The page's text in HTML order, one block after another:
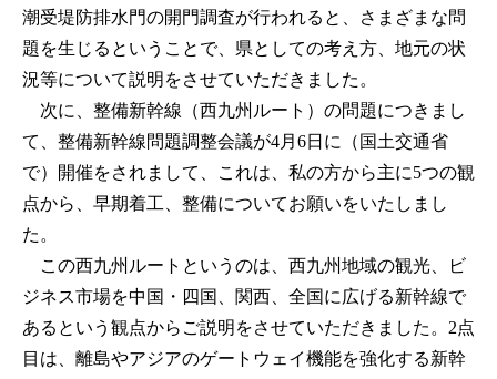
潮受堤防排水門の開門調査が行われると、さまざまな問
題を生じるということで、県としての考え方、地元の状
況等について説明をさせていただきました。
次に、整備新幹線（西九州ルート）の問題につきまし
て、整備新幹線問題調整会議が4月6日に（国土交通省
で）開催をされまして、これは、私の方から主に5つの観
点から、早期着工、整備についてお願いをいたしまし
た。
この西九州ルートというのは、西九州地域の観光、ビ
ジネス市場を中国・四国、関西、全国に広げる新幹線で
あるという観点からご説明をさせていただきました。2点
目は、離島やアジアのゲートウェイ機能を強化する新幹